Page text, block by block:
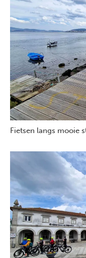
Fietsen langs mooie